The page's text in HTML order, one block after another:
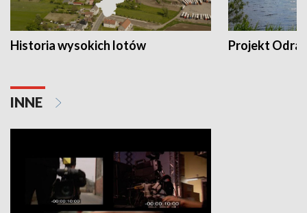
Historia wysokich lotów Projekt Odra
INNE